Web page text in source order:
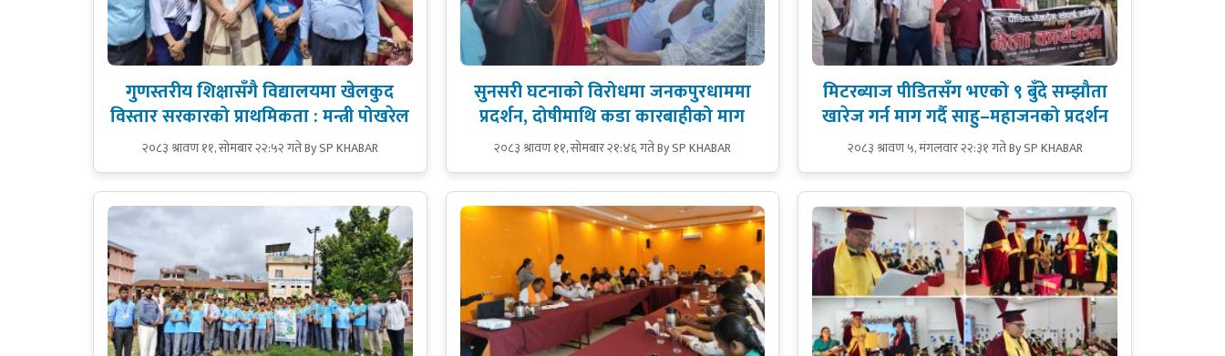
गुणस्तरीय शिक्षासँगै विद्यालयमा खेलकुद
विस्तार सरकारको प्राथमिकता : मन्त्री पोखरेल
२०८३ श्रावण ११, सोमबार २२:५२ गतेBy SP KHABAR
सुनसरी घटनाको विरोधमा जनकपुरधाममा
प्रदर्शन, दोषीमाथि कडा कारबाहीको माग
२०८३ श्रावण ११, सोमबार २१:४६ गतेBy SP KHABAR
मिटरब्याज पीडितसँग भएको ९ बुँदे सम्झौता
खारेज गर्न माग गर्दै साहु–महाजनको प्रदर्शन
२०८३ श्रावण ५, मंगलवार २२:३१ गतेBy SP KHABAR